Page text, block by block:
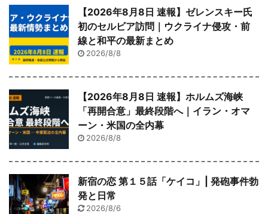
【2026年8月8日 速報】ゼレンスキー氏
初のセルビア訪問｜ウクライナ侵攻・前
線と和平の最新まとめ
2026/8/8
【2026年8月8日 速報】ホルムズ海峡
「再開合意」最終段階へ｜イラン・オマ
ーン・米国の全内幕
2026/8/8
新宿の恋 第１５話「ケイコ」| 発砲事件勃
発と日常
2026/8/6